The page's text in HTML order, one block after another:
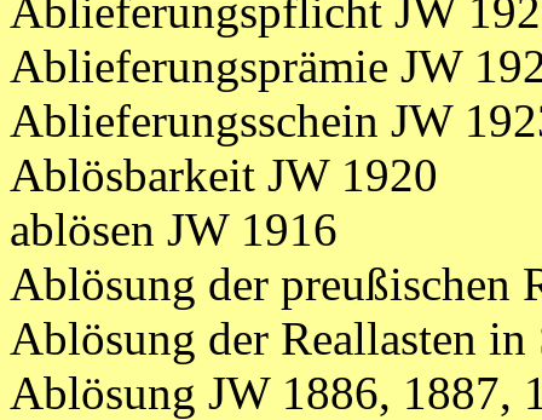
Ablieferungspflicht JW
Ablieferungsprämie JW
Ablieferungsschein JW
Ablösbarkeit JW 1920
ablösen JW 1916
Ablösung der preußischen
Ablösung der Reallasten
Ablösung JW 1886, 1887,